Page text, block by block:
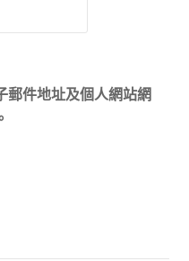
郵件地址及個人網站網